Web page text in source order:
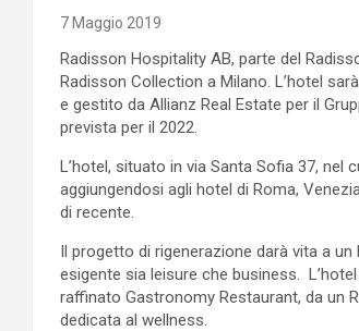
7 Maggio 2019
Radisson Hospitality AB, parte del
Radisson Collection a Milano. L’hotel
e gestito da Allianz Real Estate per il
prevista per il 2022.
L’hotel, situato in via Santa Sofia 37,
aggiungendosi agli hotel di Roma,
di recente.
Il progetto di rigenerazione darà vita a
esigente sia leisure che business.
raffinato Gastronomy Restaurant, da un
dedicata al wellness.